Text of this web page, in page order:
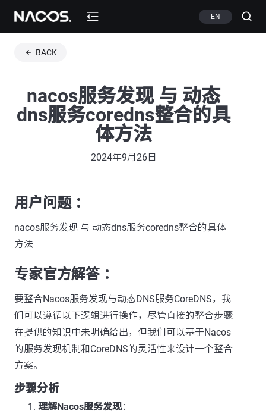
EN
BACK
nacos服务发现 与 动态
dns服务coredns整合的具
体方法
2024年9月26日
用户问题 ：
nacos服务发现 与 动态dns服务coredns整合的具体
方法
专家官方解答 ：
要整合Nacos服务发现与动态DNS服务CoreDNS，我
们可以遵循以下逻辑进行操作，尽管直接的整合步骤
在提供的知识中未明确给出，但我们可以基于Nacos
的服务发现机制和CoreDNS的灵活性来设计一个整合
方案。
步骤分析
理解Nacos服务发现：